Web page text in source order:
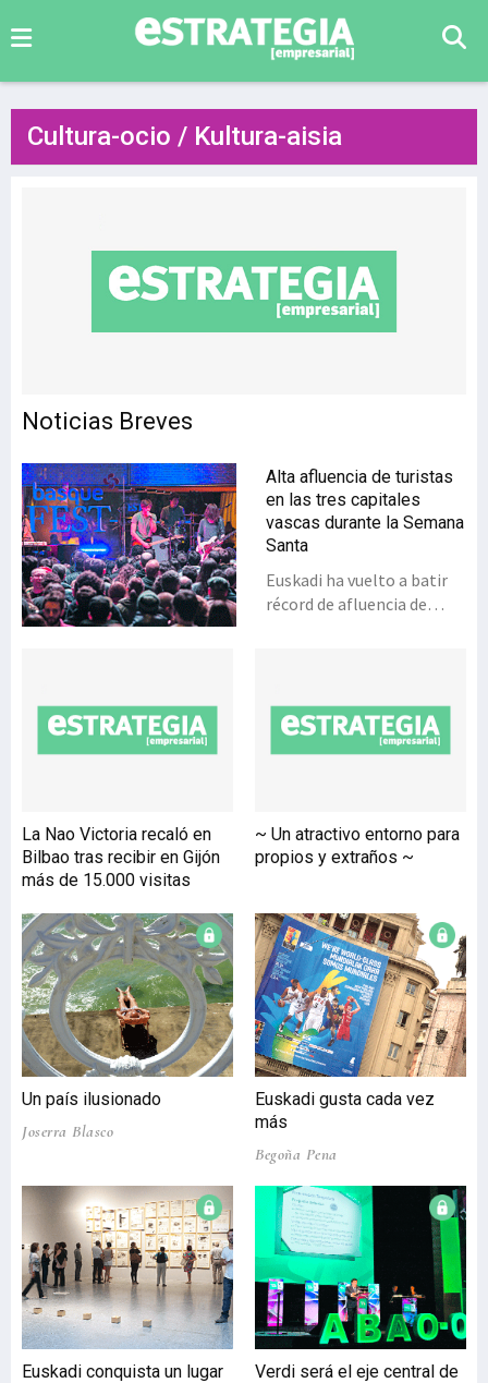
Cultura-ocio / Kultura-aisia
Noticias Breves
Alta afluencia de turistas
en las tres capitales
vascas durante la Semana
Santa
Euskadi ha vuelto a batir
récord de afluencia de
manera, las tres capitales
vascas confirman la
tendencia que mostró el
número de visitantes
alcanzó un máximo
Festival de la Cultura y la
Vanguardia Vasca, ‘basque
FEST’, potenció la
actividad de la capital
vizcaína consolidando el
atractivo turístico de la
ciudad en estas fechas en
las que los turistas han
podido elegir entre más de
100 propuestas distintas.
La ocupación hotelera ha
plazas en establecimie
La Nao Victoria recaló en
Bilbao tras recibir en Gijón
más de 15.000 visitas
~ Un atractivo entorno para
propios y extraños ~
Un país ilusionado
Joserra Blasco
Euskadi gusta cada vez
más
Begoña Pena
Euskadi conquista un lugar
Verdi será el eje central de